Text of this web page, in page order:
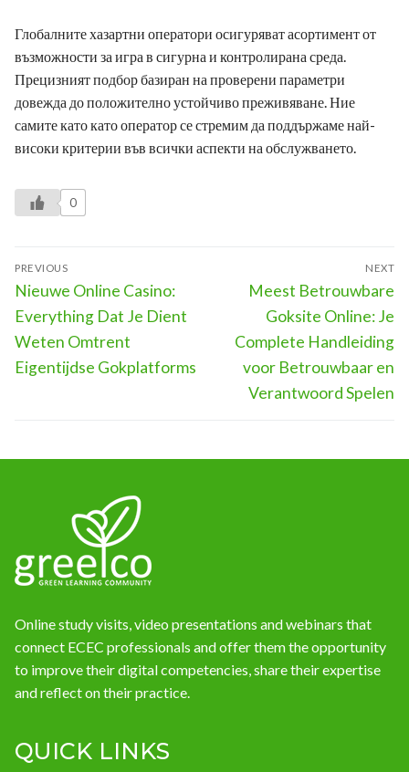
Глобалните хазартни оператори осигуряват асортимент от
възможности за игра в сигурна и контролирана среда.
Прецизният подбор базиран на проверени параметри
довежда до положително устойчиво преживяване. Ние
самите като като оператор се стремим да поддържаме най-
високи критерии във всички аспекти на обслужването.
0
Post
navigation
PREVIOUS
Previous
post:
Nieuwe Online Casino:
Everything Dat Je Dient
Weten Omtrent
Eigentijdse Gokplatforms
NEXT
Next
post:
Meest Betrouwbare
Goksite Online: Je
Complete Handleiding
voor Betrouwbaar en
Verantwoord Spelen
Online study visits, video presentations and webinars that
connect ECEC professionals and offer them the opportunity
to improve their digital competencies, share their expertise
and reflect on their practice.
QUICK LINKS